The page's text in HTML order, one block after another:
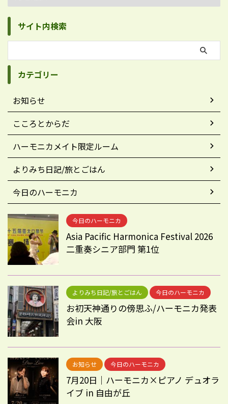
サイト内検索
カテゴリー
お知らせ
こころとからだ
ハーモニカメイト限定ルーム
よりみち日記/旅とごはん
今日のハーモニカ
今日のハーモニカ
Asia Pacific Harmonica Festival 2026
二重奏シニア部門 第1位
よりみち日記/旅とごはん 今日のハーモニカ
お初天神通りの傍思ふ/ハーモニカ発表
会in 大阪
お知らせ 今日のハーモニカ
7月20日｜ハーモニカ×ピアノ デュオラ
イブ in 自由が丘